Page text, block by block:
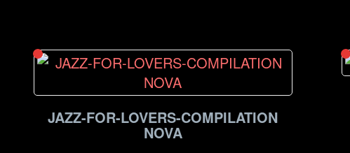
JAZZ-FOR-LOVERS-COMPILATION
NOVA